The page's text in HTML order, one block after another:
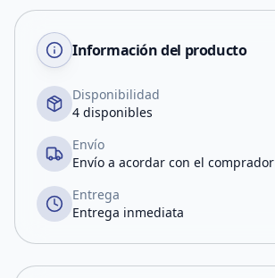
Información del producto
Disponibilidad
4 disponibles
Envío
Envío a acordar con el comprador
Entrega
Entrega inmediata